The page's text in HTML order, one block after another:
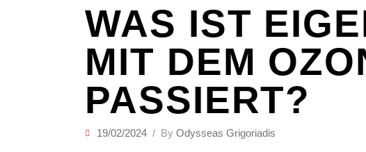
WAS IST
MIT DEM
PASSIERT?
19/02/2024 By Odysseas Grigoriadis